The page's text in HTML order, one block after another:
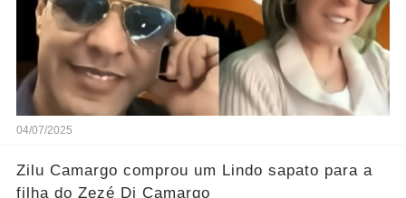
04/07/2025
Zilu Camargo comprou um Lindo sapato para a
filha do Zezé Di Camargo